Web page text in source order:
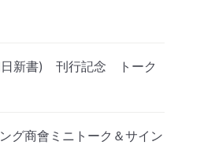
日新書) 刊行記念 トーク
グ商會ミニトーク＆サイン